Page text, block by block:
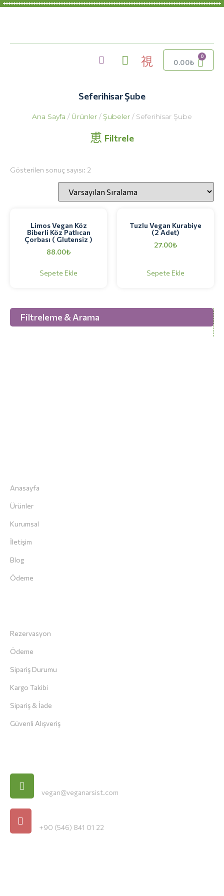
0.00₺
Seferihisar Şube
Ana Sayfa / Ürünler / Şubeler / Seferihisar Şube
Filtrele
Filtreleme & Arama
Gösterilen sonuç sayısı: 2
Limos Vegan Köz
Biberli Köz Patlıcan
Çorbası ( Glutensiz )
88.00₺
Sepete Ekle
Tuzlu Vegan Kurabiye
(2 Adet)
27.00₺
Sepete Ekle
Anasayfa
Ürünler
Kurumsal
İletişim
Blog
Ödeme
Rezervasyon
Ödeme
Sipariş Durumu
Kargo Takibi
Sipariş & İade
Güvenli Alışveriş
vegan@veganarsist.com
+90 (546) 841 01 22